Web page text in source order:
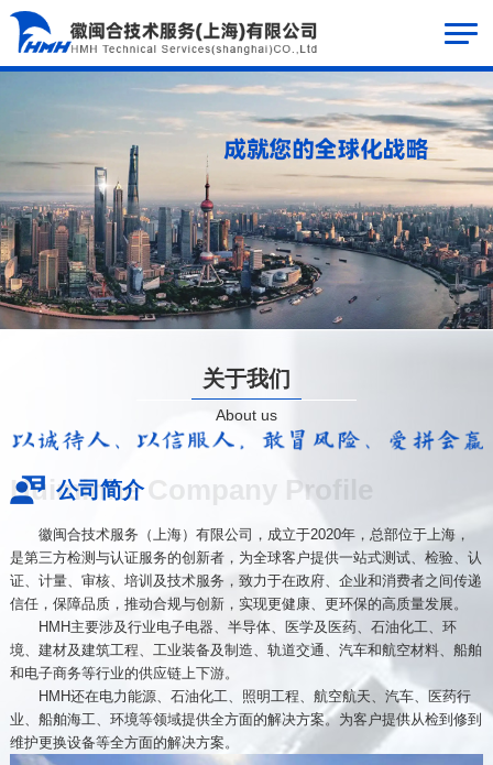
关于我们
About us
Huiminhe Company Profile
公司简介
徽闽合技术服务（上海）有限公司，成立于2020年，总部位于上海，
是第三方检测与认证服务的创新者，为全球客户提供一站式测试、检验、认
证、计量、审核、培训及技术服务，致力于在政府、企业和消费者之间传递
信任，保障品质，推动合规与创新，实现更健康、更环保的高质量发展。
HMH主要涉及行业电子电器、半导体、医学及医药、石油化工、环
境、建材及建筑工程、工业装备及制造、轨道交通、汽车和航空材料、船舶
和电子商务等行业的供应链上下游。
HMH还在电力能源、石油化工、照明工程、航空航天、汽车、医药行
业、船舶海工、环境等领域提供全方面的解决方案。为客户提供从检到修到
维护更换设备等全方面的解决方案。